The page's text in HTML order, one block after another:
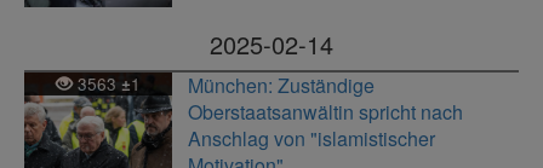
2025-02-14
3563±1
München: Zuständige
Oberstaatsanwältin spricht nach
Anschlag von "islamistischer